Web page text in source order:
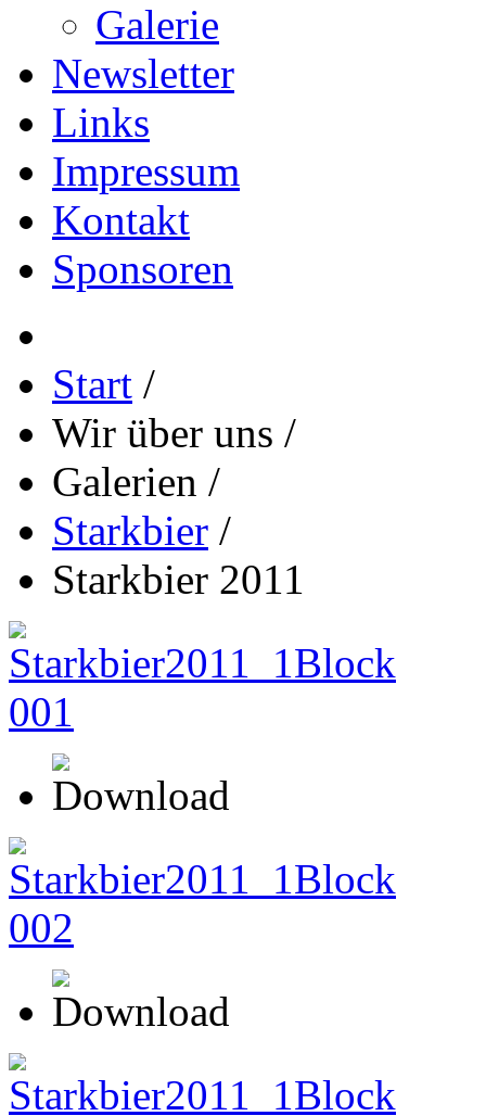
Galerie
Newsletter
Links
Impressum
Kontakt
Sponsoren
Start /
Wir über uns /
Galerien /
Starkbier /
Starkbier 2011